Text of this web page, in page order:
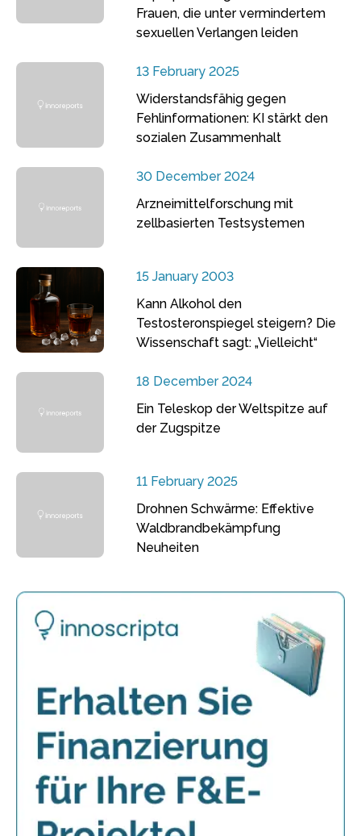
Frauen, die unter vermindertem
sexuellen Verlangen leiden
13 February 2025
Widerstandsfähig gegen
Fehlinformationen: KI stärkt den
sozialen Zusammenhalt
30 December 2024
Arzneimittelforschung mit
zellbasierten Testsystemen
15 January 2003
Kann Alkohol den
Testosteronspiegel steigern? Die
Wissenschaft sagt: „Vielleicht“
18 December 2024
Ein Teleskop der Weltspitze auf
der Zugspitze
11 February 2025
Drohnen Schwärme: Effektive
Waldbrandbekämpfung
Neuheiten